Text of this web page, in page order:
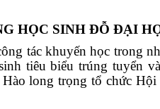
HỌC SINH ĐỖĐẠI
tác khuyến học trong
tiêu biểu trúng tuyển
long trọng tổ chức